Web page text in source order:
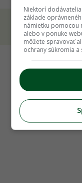
Niektorí
základe
námietku pomocou
alebo v ponuke
môžete spravovať
ochrany súkromia